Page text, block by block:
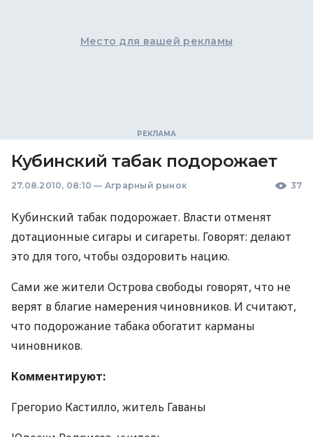
Место для вашей рекламы
Кубинский табак подорожает
27.08.2010, 08:10 — Аграрный рынок 37
Кубинский табак подорожает. Власти отменят
дотационные сигары и сигареты. Говорят: делают
это для того, чтобы оздоровить нацию.
Сами же жители Острова свободы говорят, что не
верят в благие намерения чиновников. И считают,
что подорожание табака обогатит карманы
чиновников.
Комментируют:
Грегорио Кастилло, житель Гаваны